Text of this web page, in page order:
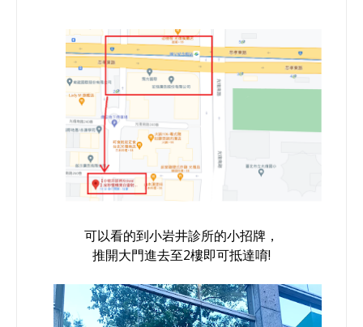
可以看的到小岩井診所的小招牌，
推開大門進去至2樓即可抵達唷!